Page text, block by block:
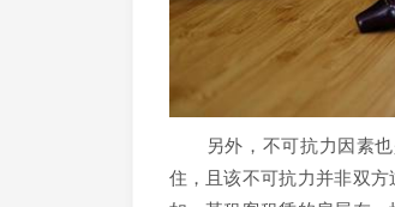
另外，不可抗力因素也
住，且该不可抗力并非双